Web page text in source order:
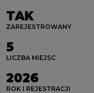
TAK
ZAREJESTROWANY
5
LICZBA MIEJSC
2026
ROK I REJESTRACJI